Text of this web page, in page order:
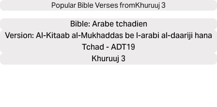
Popular Bible Verses fromKhuruuj 3
Bible: Arabe tchadien
Version: Al-Kitaab al-Mukhaddas be l-arabi al-daariji hana
Tchad - ADT19
Khuruuj 3